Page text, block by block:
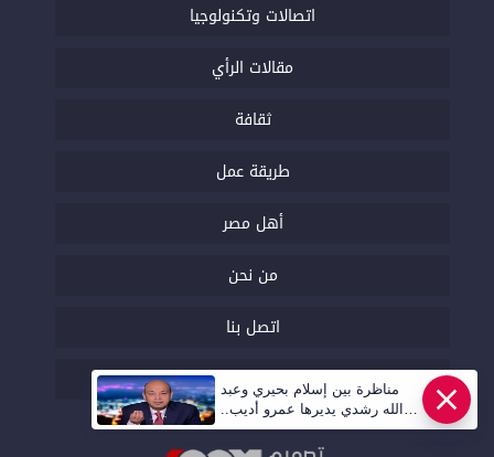
اتصالات وتكنولوجيا
مقالات الرأي
ثقافة
طريقة عمل
أهل مصر
من نحن
اتصل بنا
السياسة التحريرية
مناظرة بين إسلام بحيري وعبد
الله رشدي يديرها عمرو أديب..
قريبا | أهل مصر